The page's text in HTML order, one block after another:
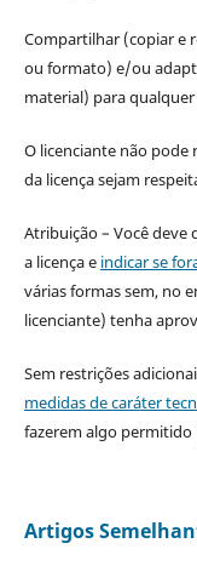
Compartilhar (copiar e
ou formato) e/ou
material) para
O licenciante não pode
da licença sejam
Atribuição – Você deve
a licença e indicar se
várias formas sem, no
licenciante) tenha
Sem restrições
medidas de caráter
fazerem algo permitido
Artigos